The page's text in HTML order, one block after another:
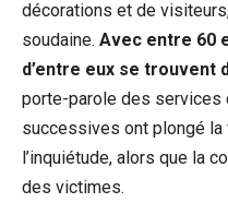
décorations et de
soudaine. Avec entre 60
d’entre eux se trouvent
porte-parole des services
successives ont plongé
l’inquiétude, alors que la
des victimes.